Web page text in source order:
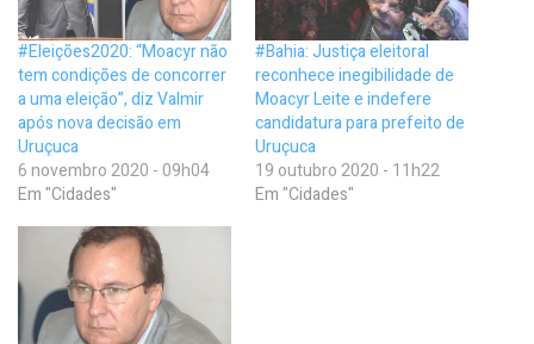
#Eleições2020: “Moacyr não
tem condições de concorrer
a uma eleição”, diz Valmir
após nova decisão em
Uruçuca
6 novembro 2020 - 09h04
Em "Cidades"
#Bahia: Justiça eleitoral
reconhece inegibilidade de
Moacyr Leite e indefere
candidatura para prefeito de
Uruçuca
19 outubro 2020 - 11h22
Em "Cidades"